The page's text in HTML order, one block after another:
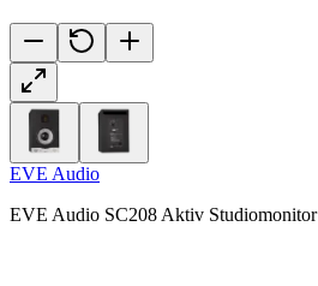
EVE Audio
EVE Audio SC208 Aktiv Studiomonitor